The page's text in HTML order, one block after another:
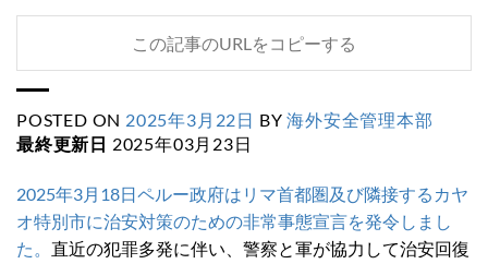
この記事のURLをコピーする
POSTED ON 2025年3月22日 BY海外安全管理本部
最終更新日 2025年03月23日
2025年3月18日ペルー政府はリマ首都圏及び隣接するカヤ
オ特別市に治安対策のための非常事態宣言を発令しまし
た。 直近の犯罪多発に伴い、警察と軍が協力して治安回復